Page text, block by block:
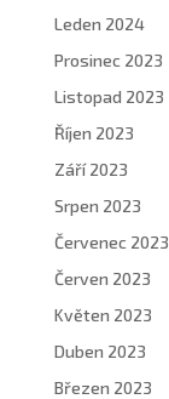
Leden 2024
Prosinec 2023
Listopad 2023
Říjen 2023
Září 2023
Srpen 2023
Červenec 2023
Červen 2023
Květen 2023
Duben 2023
Březen 2023